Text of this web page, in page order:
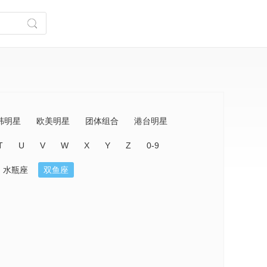
明星 欧美明星 团体组合 港台明星
U V W X Y Z 0-9
水瓶座 双鱼座